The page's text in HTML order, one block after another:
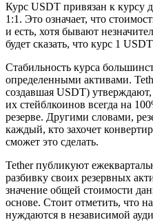
Курс USDT привязан к
1:1. Это означает, что
и есть, хотя бывают
будет сказать, что курс 1
Стабильность курса
определенными активами.
создавшая USDT)
их стейблкоинов всегда на
резерве. Другими словами,
каждый, кто захочет
сможет это сделать.
Tether публикуют
разбивку своих резервных
значение общей стоимости
основе. Стоит отметить, что
нуждаются в независимой